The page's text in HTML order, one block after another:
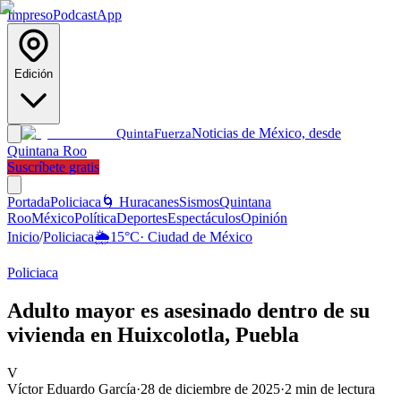
ImpresoPodcastApp
Edición
QuintaFuerzaNoticias de México, desde
Quintana Roo
Suscríbete gratis
PortadaPoliciaca 🌀 HuracanesSismosQuintana
RooMéxicoPolíticaDeportesEspectáculosOpinión
Inicio/Policiaca🌦️15°C· Ciudad de México
Policiaca
Adulto mayor es asesinado dentro de su
vivienda en Huixcolotla, Puebla
V
Víctor Eduardo García·28 de diciembre de 2025·2 min de lectura